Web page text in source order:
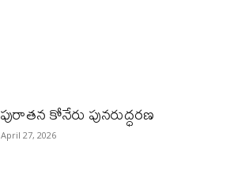
పురాత‌న కోనేరు పున‌రుద్ధ‌ర‌ణ
April 27, 2026